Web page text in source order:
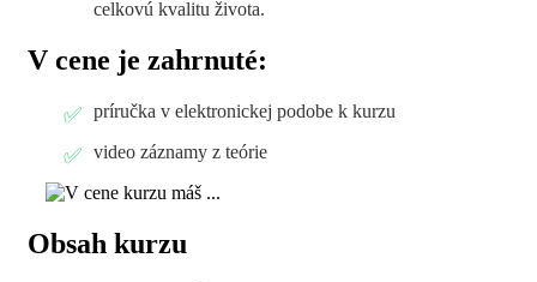
celkovú kvalitu života.
V cene je zahrnuté:
príručka v elektronickej podobe k kurzu
video záznamy z teórie
Obsah kurzu